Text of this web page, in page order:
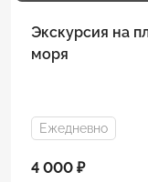
Экскурсия на
моря
Ежедневно
4 000 ₽